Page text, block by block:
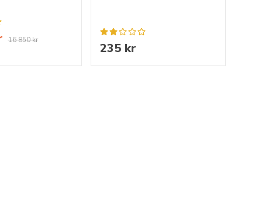
16 850 kr
235 kr